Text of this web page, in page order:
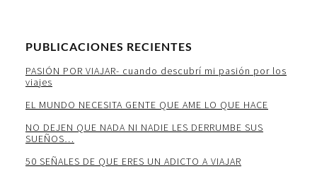
PUBLICACIONES RECIENTES
PASIÓN POR VIAJAR- cuando descubrí mi pasión por los
viajes
EL MUNDO NECESITA GENTE QUE AME LO QUE HACE
NO DEJEN QUE NADA NI NADIE LES DERRUMBE SUS
SUEÑOS…
50 SEÑALES DE QUE ERES UN ADICTO A VIAJAR